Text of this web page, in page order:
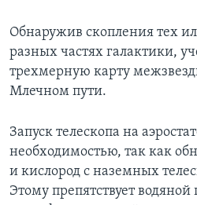
Обнаружив скопления тех
разных частях галактики,
трехмерную карту
Млечном пути.
Запуск телескопа на
необходимостью, так как
и кислород с наземных
Этому препятствует